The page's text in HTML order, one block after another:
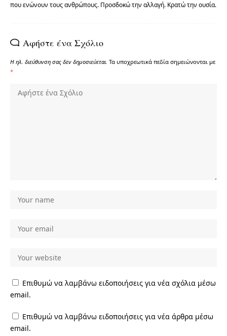
που ενώνουν τους ανθρώπους. Προσδοκώ την αλλαγή. Κρατώ την ουσία.
Αφήστε ένα Σχόλιο
Η ηλ. διεύθυνση σας δεν δημοσιεύεται. Τα υποχρεωτικά πεδία σημειώνονται με
*
Επιθυμώ να λαμβάνω ειδοποιήσεις για νέα σχόλια μέσω
email.
Επιθυμώ να λαμβάνω ειδοποιήσεις για νέα άρθρα μέσω
email.